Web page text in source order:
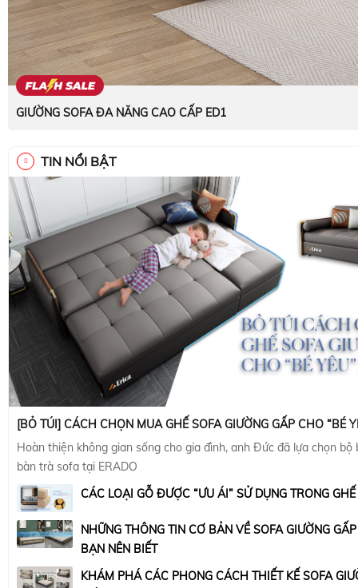
GIƯỜNG SOFA ĐA NĂNG CAO CẤP ED1
TIN NỔI BẬT
[BỎ TÚI] CÁCH CHỌN MUA GHẾ SOFA GIƯỜNG GẤP CHO “BÉ
Hoàn thiện không gian sống cho gia đình, anh Đức đã lựa chọn bộ
bàn trà sofa tại ERADO
CÁC LOẠI GỖ ĐƯỢC “ƯU ÁI” SỬ DỤNG TRONG
NHỮNG THÔNG TIN CƠ BẢN VỀ SOFA GIƯỜNG
BẠN NÊN BIẾT
KHÁM PHÁ CÁC PHONG CÁCH THIẾT KẾ SOFA